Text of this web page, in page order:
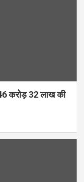
करोड़ 32 लाख की